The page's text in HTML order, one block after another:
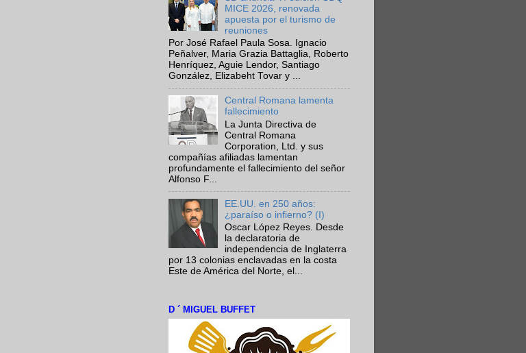
MICE 2026, renovada
apuesta por el turismo de
reuniones
Por José Rafael Paula Sosa. Ignacio
Peñalver, Maria Grazia Battaglia, Roberto
Henríquez, Aguie Lendor, Santiago
González, Elizabeht Tovar y ...
Central Romana lamenta
fallecimiento
La Junta Directiva de
Central Romana
Corporation, Ltd. y sus
compañías afiliadas lamentan
profundamente el fallecimiento del señor
Alfonso F...
EE.UU. en 250 años:
¿paraíso o infierno? (I)
Oscar López Reyes. Desde
la declaratoria de
independencia de Inglaterra
por 13 colonias enclavadas en la costa
Este de América del Norte, el...
D ´ MIGUEL BUFFET